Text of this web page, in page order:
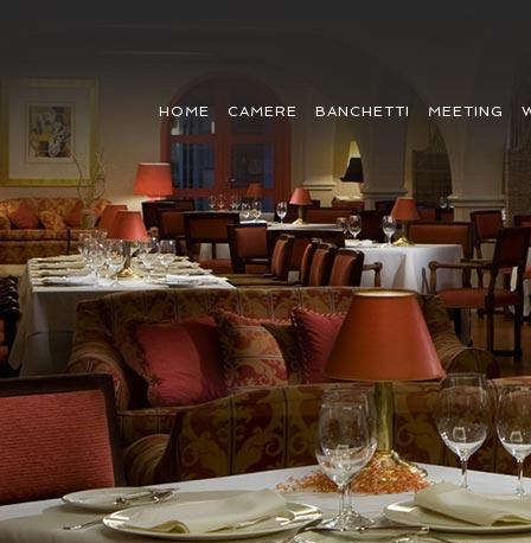
HOME CAMERE BANCHETTI MEETING